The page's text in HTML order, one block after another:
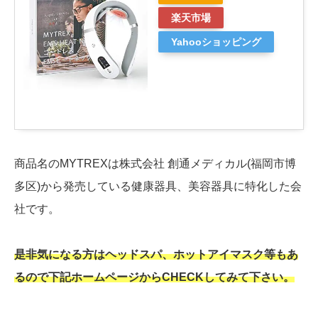
楽天市場
Yahooショッピング
商品名のMYTREXは株式会社 創通メディカル(福岡市博
多区)から発売している健康器具、美容器具に特化した会
社です。
是非気になる方はヘッドスパ、ホットアイマスク等もあ
るので下記ホームページからCHECKしてみて下さい。